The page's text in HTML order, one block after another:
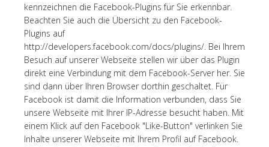
kennzeichnen die Facebook-Plugins für Sie erkennbar.
Beachten Sie auch die Übersicht zu den Facebook-
Plugins auf
http://developers.facebook.com/docs/plugins/. Bei Ihrem
Besuch auf unserer Webseite stellen wir über das Plugin
direkt eine Verbindung mit dem Facebook-Server her. Sie
sind dann über Ihren Browser dorthin geschaltet. Für
Facebook ist damit die Information verbunden, dass Sie
unsere Webseite mit Ihrer IP-Adresse besucht haben. Mit
einem Klick auf den Facebook "Like-Button" verlinken Sie
Inhalte unserer Webseite mit Ihrem Profil auf Facebook.